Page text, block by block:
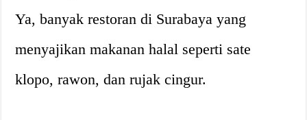
Ya, banyak restoran di Surabaya yang
menyajikan makanan halal seperti sate
klopo, rawon, dan rujak cingur.